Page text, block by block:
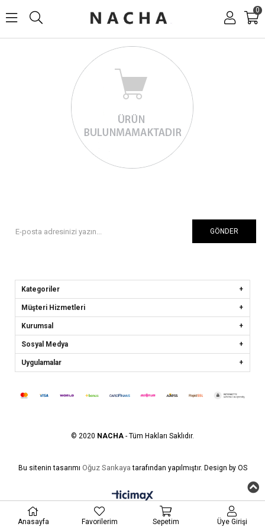
0
GÖNDER
Kategoriler
Müşteri Hizmetleri
Kurumsal
Sosyal Medya
Uygulamalar
© 2020 NACHA - Tüm Hakları Saklıdır.
Bu sitenin tasarımı Oğuz Sarıkaya tarafından yapılmıştır. Design by OS
Anasayfa Favorilerim Sepetim Üye Girişi